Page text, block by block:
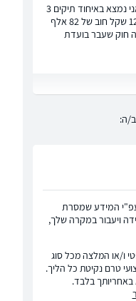
לגבי חחוק חדש הפטור של חובות אם אני נמצא באיחוד תיקים 3
שנים מוגבל באמצעים משלם קבוע 1200 שקל חוב של 82 אלף
חוק שעבר בועדת
ה:
עפ"י המידע שמסרת
ויעבור במקרה שלך,
ו/או המלצה מכל סוג
טרם נקיטת כל הליך.
בלבד.